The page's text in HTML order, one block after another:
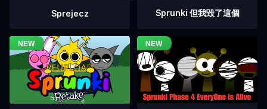
Sprejecz Sprunki 但我毀了這個